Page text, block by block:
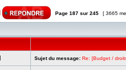
Page 187 sur 245 [ 3665
Sujet du message: Re: [Budget /